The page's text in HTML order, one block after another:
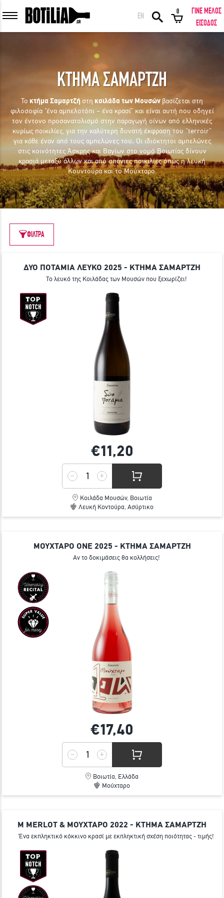
ΕΙΣΟΔΟΣ ΜΕΛΩΝ
ΕΙΣΟΔΟΣ Ξέχασα τον κωδικό μου!
ΕΙΣΟΔΟΣ ΜΕ FACEBOOK
ΕΚΠΛΗΚΤΙΚΑ ΚΡΑΣΙΑ ΑΠΟ ΟΛΟ ΤΟΝ ΚΟΣΜΟ ΣΤΗΝ ΠΟΡΤΑ ΣΟΥ ΣΕ
ΓΙΝΕ ΜΕΛΟΣ
EN
0
ΓΙΝΕ ΜΕΛΟΣ
ΕΙΣΟΔΟΣ
ΚΤΗΜΑ ΣΑΜΑΡΤΖΗ
Το κτήμα Σαμαρτζή στη κοιλάδα των Μουσών βασίζεται στη
φιλοσοφία “ένα αμπελοτόπι – ένα κρασί” και είναι αυτή που οδηγεί
τον έντονο προσανατολισμό στην παραγωγή οίνων από ελληνικές
κυρίως ποικιλίες, για την καλύτερη δυνατή έκφραση του “terroir”
για κάθε έναν από τους αμπελώνες του. Οι ιδιόκτητοι αμπελώνες
στις κοινότητες Άσκρης και Βαγίων στο νομό Βοιωτίας δίνουν
κρασιά μεταξύ άλλων και από σπάνιες ποικιλίες όπως η λευκή
Κουντούρα και το Μούχταρο.
ΦΙΛΤΡΑ
ΔΥΟ ΠΟΤΑΜΙΑ ΛΕΥΚΟ 2025 - ΚΤΗΜΑ ΣΑΜΑΡΤΖΉ
Το λευκό της Κοιλάδας των Μουσών που ξεχωρίζει!
€11,20
Κοιλάδα Μουσών, Βοιωτία
Λευκή Κοντούρα, Ασύρτικο
ΜΟΥΧΤΑΡΟ ONE 2025 - ΚΤΗΜΑ ΣΑΜΑΡΤΖΉ
Αν το δοκιμάσεις θα κολλήσεις!
€17,40
Βοιωτία, Ελλάδα
Μούχταρο
Μ MERLOT & ΜΟΥΧΤΑΡΟ 2022 - ΚΤΗΜΑ ΣΑΜΑΡΤΖΉ
Ένα εκπληκτικό κόκκινο κρασί με εκπληκτική σχέση ποιότητας - τιμής!